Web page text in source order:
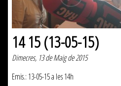
14 15 (13-05-15)
Dimecres, 13 de Maig de 2015
Emis.: 13-05-15 a les 14h